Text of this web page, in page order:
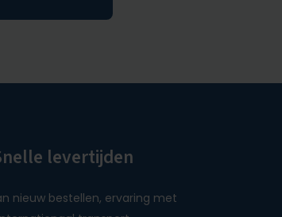
levertijden
nieuw bestellen, ervaring met